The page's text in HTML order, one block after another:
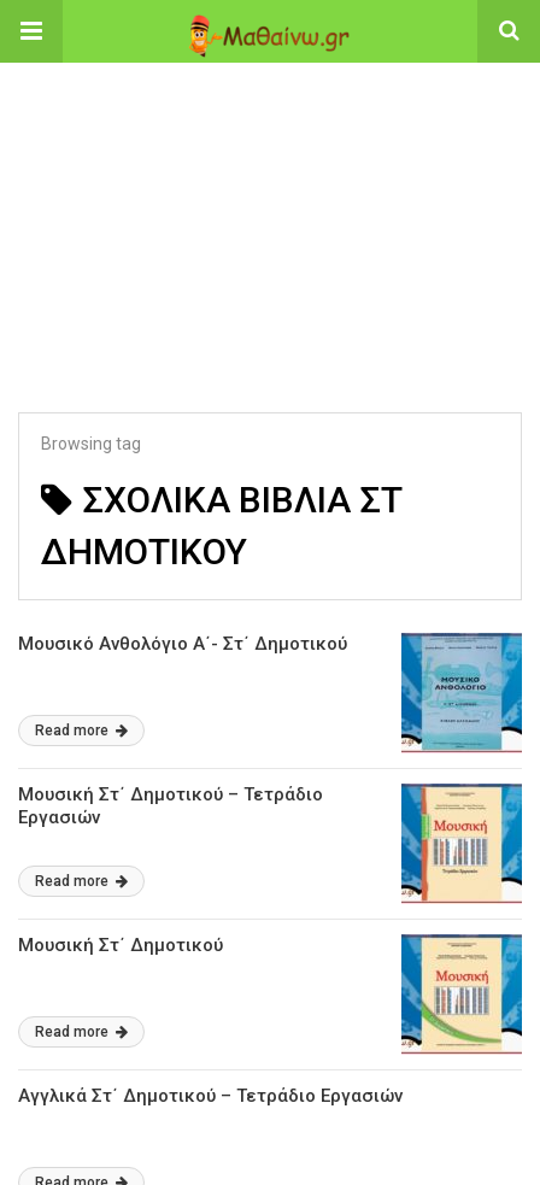
Browsing tag
ΣΧΟΛΙΚΑ ΒΙΒΛΙΑ ΣΤ
ΔΗΜΟΤΙΚΟΥ
Μουσικό Ανθολόγιο Α΄- Στ΄ Δημοτικού
Read more
Μουσική Στ΄ Δημοτικού – Τετράδιο
Εργασιών
Read more
Μουσική Στ΄ Δημοτικού
Read more
Αγγλικά Στ΄ Δημοτικού – Τετράδιο Εργασιών